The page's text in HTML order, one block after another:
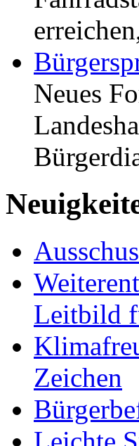
Neues
Leitbild
Zeichen